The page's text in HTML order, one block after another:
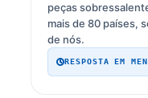
peças
mais de 80 países,
de nós.
RESPOSTA EM